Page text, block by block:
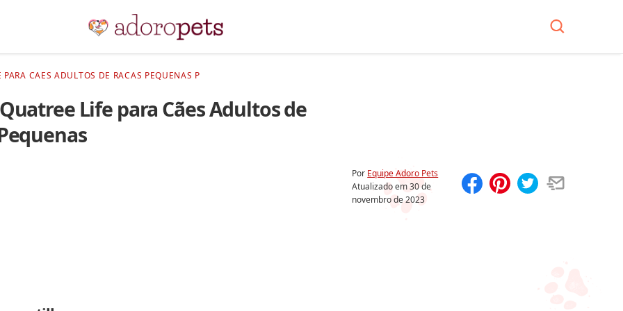
PARA CAES ADULTOS DE RACAS PEQUENAS P
Life para Cães Adultos de
Por Equipe Adoro Pets
Atualizado em30 de
novembro de 2023